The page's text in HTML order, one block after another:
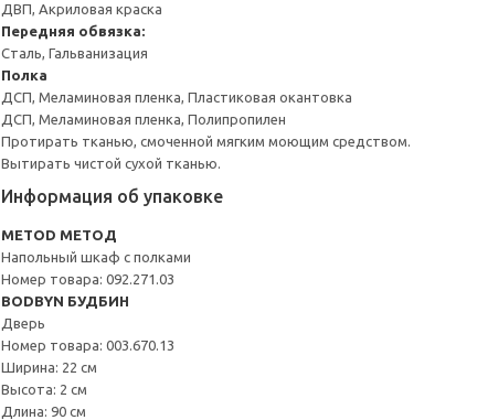
ДВП, Акриловая краска
Передняя обвязка:
Сталь, Гальванизация
Полка
ДСП, Меламиновая пленка, Пластиковая окантовка
ДСП, Меламиновая пленка, Полипропилен
Протирать тканью, смоченной мягким моющим средством.
Вытирать чистой сухой тканью.
Информация об упаковке
METOD МЕТОД
Напольный шкаф с полками
Номер товара: 092.271.03
BODBYN БУДБИН
Дверь
Номер товара: 003.670.13
Ширина: 22 см
Высота: 2 см
Длина: 90 см